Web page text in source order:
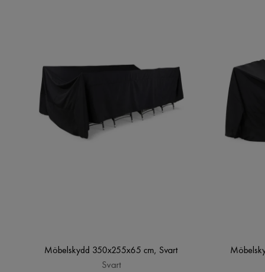
Möbelskydd 350x255x65 cm, Svart
Svart